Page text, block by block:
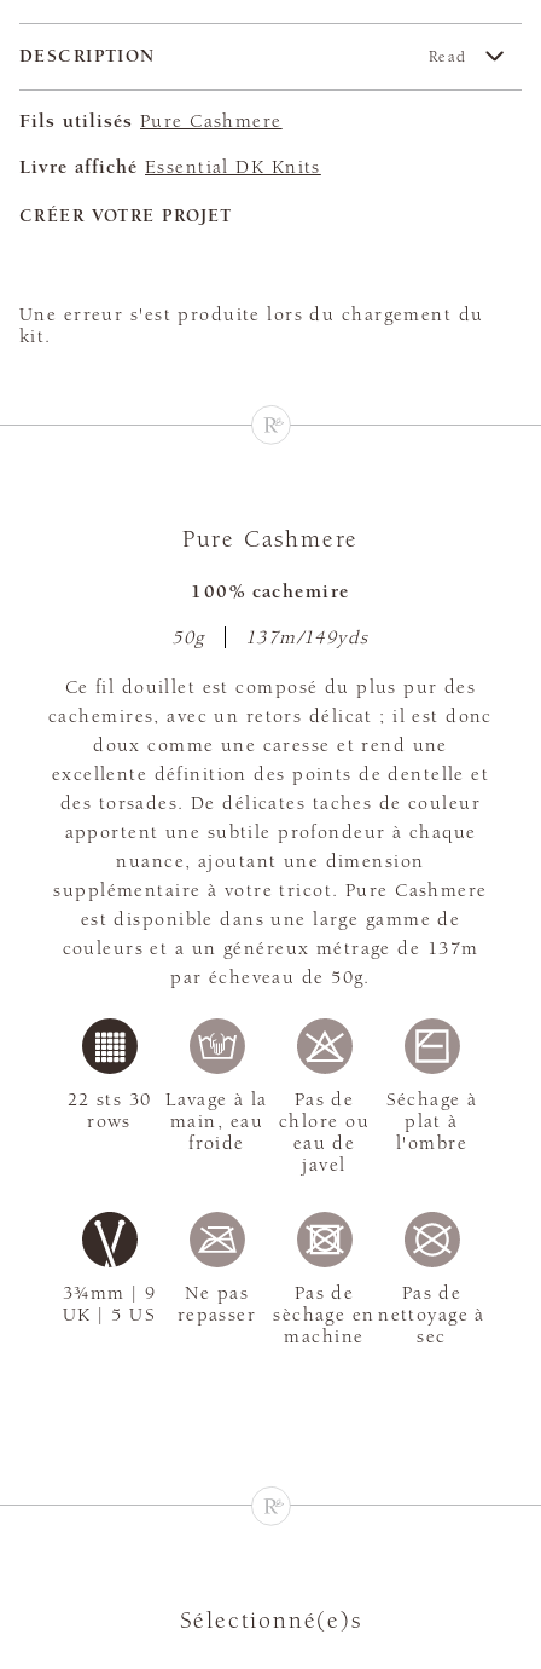
DESCRIPTION Read
Fils utilisés Pure Cashmere
Livre affiché Essential DK Knits
CRÉER VOTRE PROJET
Une erreur s'est produite lors du chargement du
kit.
Pure Cashmere
100% cachemire
50g 137m/149yds
Ce fil douillet est composé du plus pur des
cachemires, avec un retors délicat ; il est donc
doux comme une caresse et rend une
excellente définition des points de dentelle et
des torsades. De délicates taches de couleur
apportent une subtile profondeur à chaque
nuance, ajoutant une dimension
supplémentaire à votre tricot. Pure Cashmere
est disponible dans une large gamme de
couleurs et a un généreux métrage de 137m
par écheveau de 50g.
3¾mm | 9
UK | 5 US
22 sts 30
rows
Lavage à la
main, eau
froide
Pas de
chlore ou
eau de
javel
Séchage à
plat à
l'ombre
Ne pas
repasser
Pas de
sèchage en
machine
Pas de
nettoyage à
sec
Sélectionné(e)s